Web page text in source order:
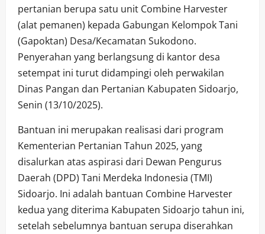
pertanian berupa satu unit Combine Harvester
(alat pemanen) kepada Gabungan Kelompok Tani
(Gapoktan) Desa/Kecamatan Sukodono.
Penyerahan yang berlangsung di kantor desa
setempat ini turut didampingi oleh perwakilan
Dinas Pangan dan Pertanian Kabupaten Sidoarjo,
Senin (13/10/2025).
Bantuan ini merupakan realisasi dari program
Kementerian Pertanian Tahun 2025, yang
disalurkan atas aspirasi dari Dewan Pengurus
Daerah (DPD) Tani Merdeka Indonesia (TMI)
Sidoarjo. Ini adalah bantuan Combine Harvester
kedua yang diterima Kabupaten Sidoarjo tahun ini,
setelah sebelumnya bantuan serupa diserahkan